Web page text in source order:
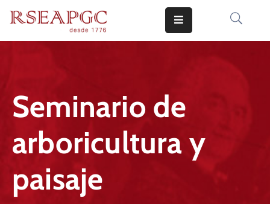
COMUNICADOS
CONOCERNOS
CONTACTO
Seminario de
arboricultura y
paisaje